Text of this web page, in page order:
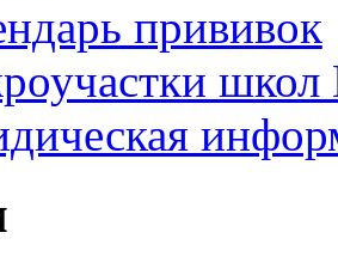
прививок
школ